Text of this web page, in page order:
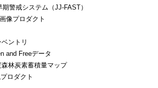
警戒システム（JJ-FAST）
像プロダクト
ントリ
and Freeデータ
林炭素蓄積量マップ
ロダクト